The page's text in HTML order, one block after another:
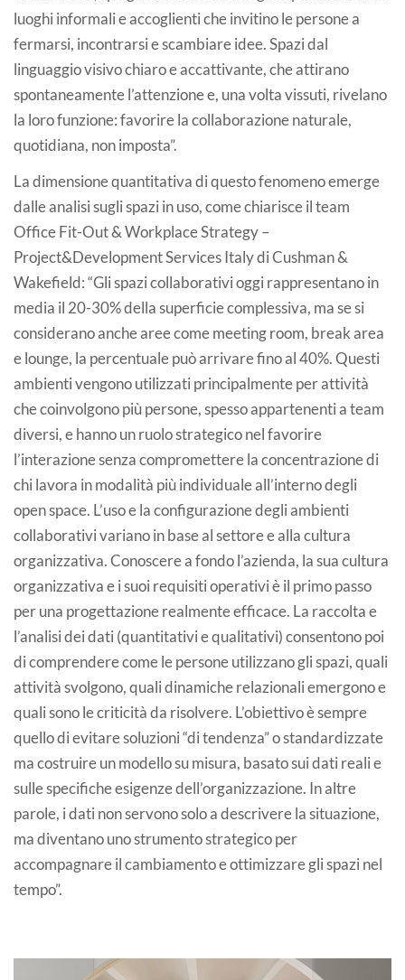
luoghi informali e accoglienti che invitino le persone a
fermarsi, incontrarsi e scambiare idee. Spazi dal
linguaggio visivo chiaro e accattivante, che attirano
spontaneamente l’attenzione e, una volta vissuti, rivelano
la loro funzione: favorire la collaborazione naturale,
quotidiana, non imposta”.
La dimensione quantitativa di questo fenomeno emerge
dalle analisi sugli spazi in uso, come chiarisce il team
Office Fit-Out & Workplace Strategy –
Project&Development Services Italy di Cushman &
Wakefield: “Gli spazi collaborativi oggi rappresentano in
media il 20-30% della superficie complessiva, ma se si
considerano anche aree come meeting room, break area
e lounge, la percentuale può arrivare fino al 40%. Questi
ambienti vengono utilizzati principalmente per attività
che coinvolgono più persone, spesso appartenenti a team
diversi, e hanno un ruolo strategico nel favorire
l’interazione senza compromettere la concentrazione di
chi lavora in modalità più individuale all’interno degli
open space. L’uso e la configurazione degli ambienti
collaborativi variano in base al settore e alla cultura
organizzativa. Conoscere a fondo l’azienda, la sua cultura
organizzativa e i suoi requisiti operativi è il primo passo
per una progettazione realmente efficace. La raccolta e
l’analisi dei dati (quantitativi e qualitativi) consentono poi
di comprendere come le persone utilizzano gli spazi, quali
attività svolgono, quali dinamiche relazionali emergono e
quali sono le criticità da risolvere. L’obiettivo è sempre
quello di evitare soluzioni “di tendenza” o standardizzate
ma costruire un modello su misura, basato sui dati reali e
sulle specifiche esigenze dell’organizzazione. In altre
parole, i dati non servono solo a descrivere la situazione,
ma diventano uno strumento strategico per
accompagnare il cambiamento e ottimizzare gli spazi nel
tempo”.